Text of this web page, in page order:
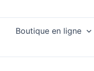
Boutique en ligne